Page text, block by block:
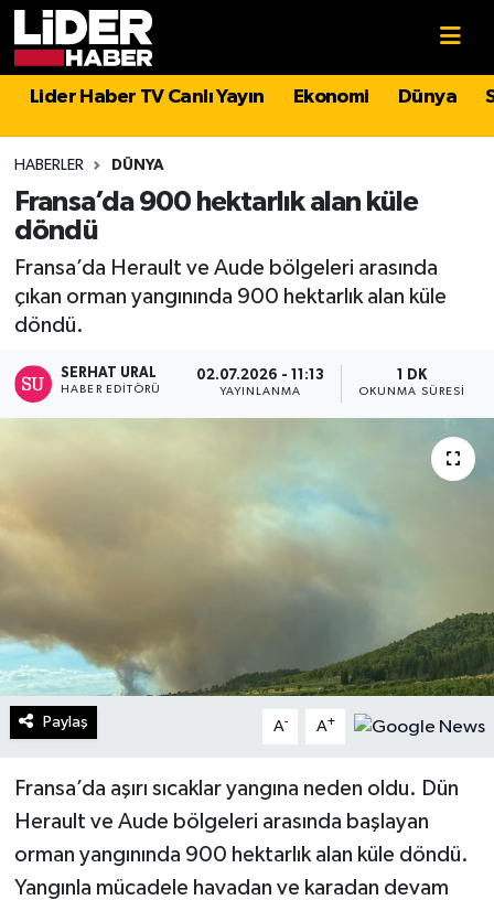
Lider Haber TV Canlı Yayın Ekonomi Dünya
HABERLER DÜNYA
Fransa’da 900 hektarlık alan küle
döndü
Fransa’da Herault ve Aude bölgeleri arasında
çıkan orman yangınında 900 hektarlık alan küle
döndü.
SERHAT URAL
HABER EDITÖRÜ
02.07.2026 - 11:13
YAYINLANMA
1 DK
OKUNMA SÜRESI
Paylaş A- A+
Fransa’da aşırı sıcaklar yangına neden oldu. Dün
Herault ve Aude bölgeleri arasında başlayan
orman yangınında 900 hektarlık alan küle döndü.
Yangınla mücadele havadan ve karadan devam
Politika
Asayiş
Magazin
Spor
Sağlık
Lider Haber TV Canlı Yayın izle
Hava Durumu
İstanbul Namaz Vakitleri
Süper Lig Puan Durumu ve Fikstür
Tüm Manşetler
Son Dakika Haberleri